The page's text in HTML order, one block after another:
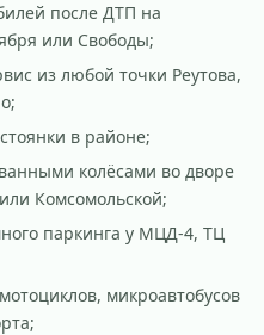
после ДТП на
или Свободы;
из любой точки Реутова,
в районе;
колёсами во дворе
Комсомольской;
паркинга у МЦД-4, ТЦ
микроавтобусов